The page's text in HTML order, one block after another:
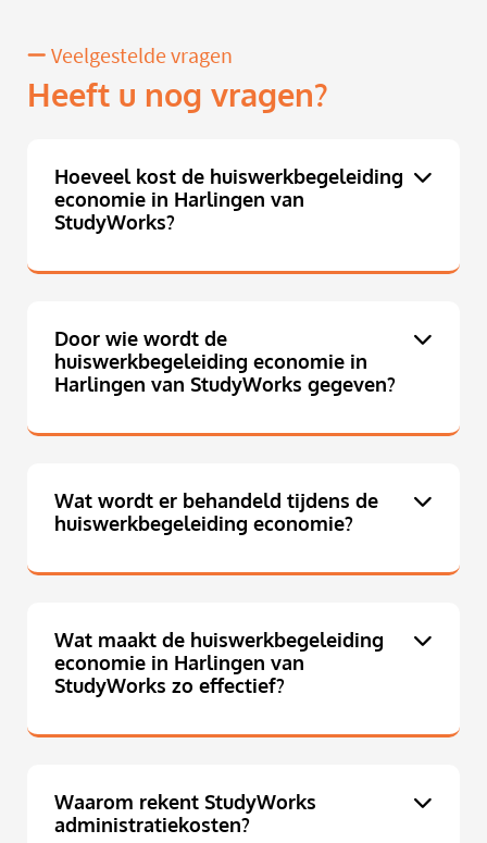
Veelgestelde vragen
Heeft u nog vragen?
Hoeveel kost de huiswerkbegeleiding
economie in Harlingen van
StudyWorks?
Door wie wordt de
huiswerkbegeleiding economie in
Harlingen van StudyWorks gegeven?
Wat wordt er behandeld tijdens de
huiswerkbegeleiding economie?
Wat maakt de huiswerkbegeleiding
economie in Harlingen van
StudyWorks zo effectief?
Waarom rekent StudyWorks
administratiekosten?